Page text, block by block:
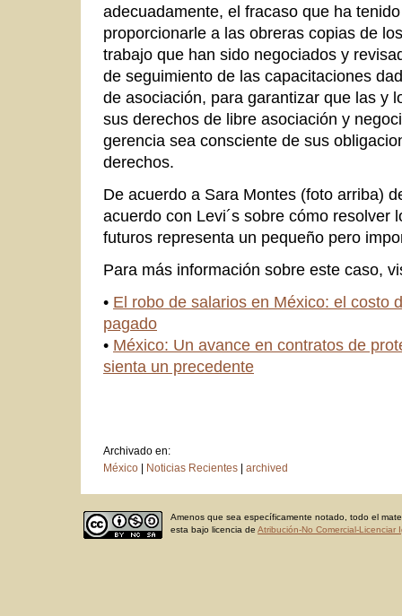
adecuadamente, el fracaso que ha
proporcionarle a las obreras copias de
trabajo que han sido negociados y
de seguimiento de las capacitaciones
de asociación, para garantizar que las y
sus derechos de libre asociación y
gerencia sea consciente de sus
derechos.
De acuerdo a Sara Montes (foto arriba)
acuerdo con Levi´s sobre cómo resolver
futuros representa un pequeño pero
Para más información sobre este caso,
• El robo de salarios en México: el costo
pagado
• México: Un avance en contratos de
sienta un precedente
Archivado en:
México | Noticias Recientes | archived
Amenos que sea específicamente notado, todo el
esta bajo licencia deAtribución-No Comercial-Licenciar